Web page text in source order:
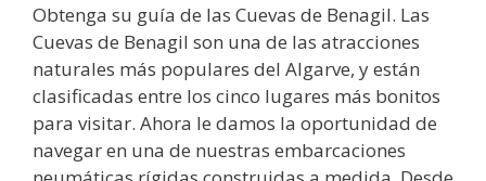
Obtenga su guía de las Cuevas de Benagil. Las
Cuevas de Benagil son una de las atracciones
naturales más populares del Algarve, y están
clasificadas entre los cinco lugares más bonitos
para visitar. Ahora le damos la oportunidad de
navegar en una de nuestras embarcaciones